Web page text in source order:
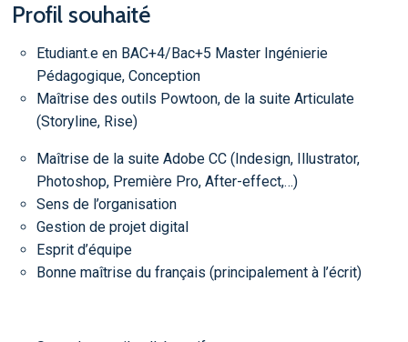
Profil souhaité
Etudiant.e en BAC+4/Bac+5 Master Ingénierie
Pédagogique, Conception
Maîtrise des outils Powtoon, de la suite Articulate
(Storyline, Rise)
Maîtrise de la suite Adobe CC (Indesign, Illustrator,
Photoshop, Première Pro, After-effect,…)
Sens de l’organisation
Gestion de projet digital
Esprit d’équipe
Bonne maîtrise du français (principalement à l’écrit)